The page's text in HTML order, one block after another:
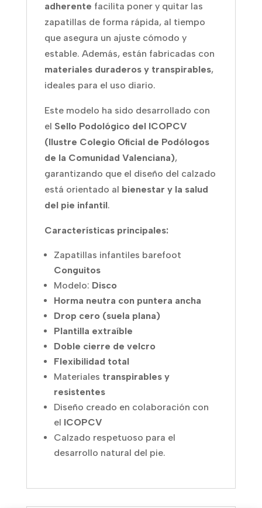
adherente facilita poner y quitar las
zapatillas de forma rápida, al tiempo
que asegura un ajuste cómodo y
estable. Además, están fabricadas con
materiales duraderos y transpirables,
ideales para el uso diario.
Este modelo ha sido desarrollado con
el Sello Podológico del ICOPCV
(Ilustre Colegio Oficial de Podólogos
de la Comunidad Valenciana),
garantizando que el diseño del calzado
está orientado al bienestar y la salud
del pie infantil.
Características principales:
Zapatillas infantiles barefoot
Conguitos
Modelo: Disco
Horma neutra con puntera ancha
Drop cero (suela plana)
Plantilla extraíble
Doble cierre de velcro
Flexibilidad total
Materiales transpirables y
resistentes
Diseño creado en colaboración con
el ICOPCV
Calzado respetuoso para el
desarrollo natural del pie.